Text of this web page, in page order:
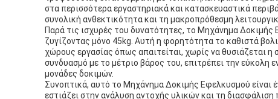
στα περισσότερα εργαστηριακά και κατασκευαστικά
συνολική ανθεκτικότητα και τη μακροπρόθεσμη
Παρά τις ισχυρές του δυνατότητες, το Μηχάνημα
ζυγίζοντας μόνο 45kg. Αυτή η φορητότητα το καθιστά
χώρους εργασίας όπως απαιτείται, χωρίς να θυσιάζεται
συνδυασμό με το μέτριο βάρος του, επιτρέπει την
μονάδες δοκιμών.
Συνοπτικά, αυτό το Μηχάνημα Δοκιμής Εφελκυσμού είναι
εστιάζει στην ανάλυση αντοχής υλικών και τη